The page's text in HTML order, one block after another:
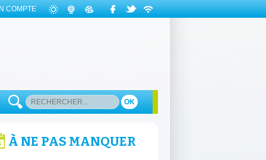
COMPTE
OK
À NE PAS MANQUER